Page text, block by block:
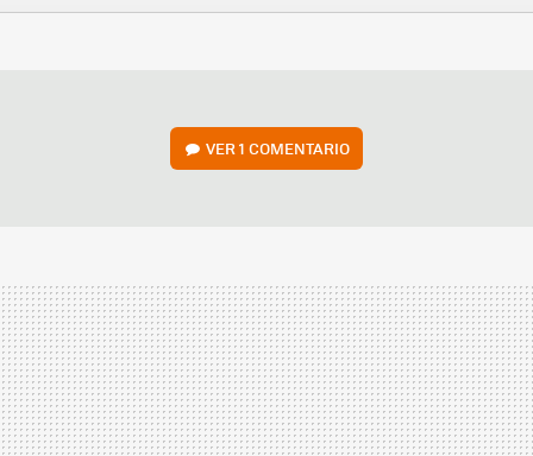
FACEBOOK
TWITTERFLIPBOARD
E-
WHATSAPP
VER1 COMENTARIO